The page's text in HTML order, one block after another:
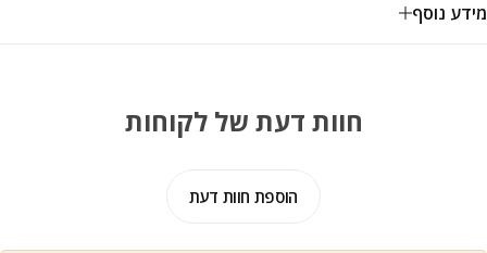
מידע נוסף
חוות דעת של לקוחות
הוספת חוות דעת